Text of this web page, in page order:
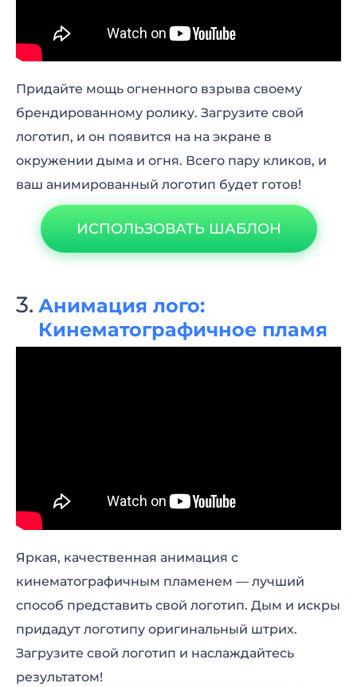
Придайте мощь огненного взрыва своему
брендированному ролику. Загрузите свой
логотип, и он появится на на экране в
окружении дыма и огня. Всего пару кликов, и
ваш анимированный логотип будет готов!
ИСПОЛЬЗОВАТЬ ШАБЛОН
Анимация лого:
Кинематографичное пламя
Яркая, качественная анимация с
кинематографичным пламенем — лучший
способ представить свой логотип. Дым и искры
придадут логотипу оригинальный штрих.
Загрузите свой логотип и наслаждайтесь
результатом!